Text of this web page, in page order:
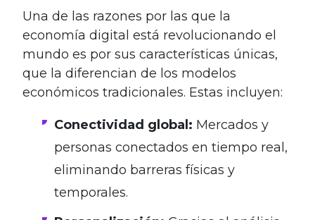
Una de las razones por las que la
economía digital está revolucionando el
mundo es por sus características únicas,
que la diferencian de los modelos
económicos tradicionales. Estas incluyen:
Conectividad global: Mercados y
personas conectados en tiempo real,
eliminando barreras físicas y
temporales.